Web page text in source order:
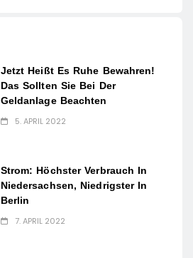
Jetzt Heißt Es Ruhe Bewahren!
Das Sollten Sie Bei Der
Geldanlage Beachten
5. APRIL 2022
Strom: Höchster Verbrauch In
Niedersachsen, Niedrigster In
Berlin
7. APRIL 2022